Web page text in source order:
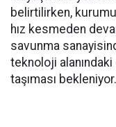
belirtilirken,
hız kesmeden
savunma
teknoloji
taşıması bekleniyor.